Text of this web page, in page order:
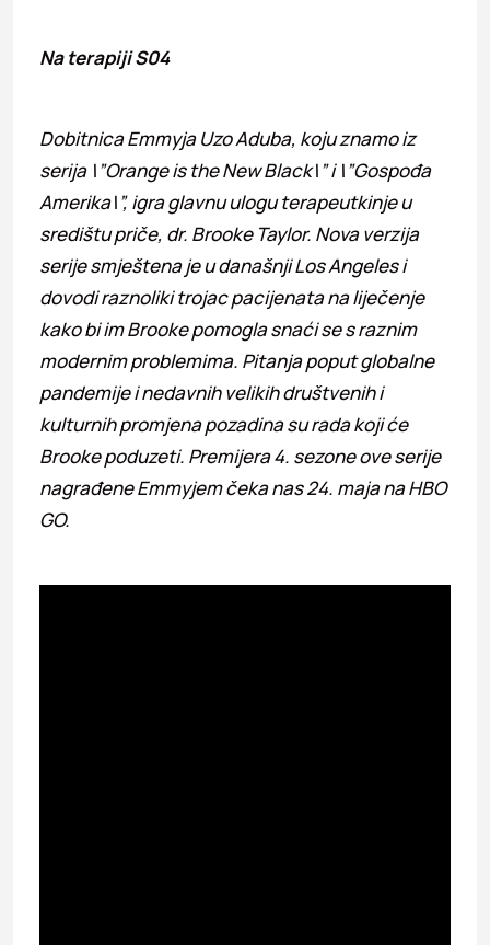
Na terapiji S04
Dobitnica Emmyja Uzo Aduba, koju znamo iz
serija \”Orange is the New Black\” i \”Gospođa
Amerika\”, igra glavnu ulogu terapeutkinje u
središtu priče, dr. Brooke Taylor. Nova verzija
serije smještena je u današnji Los Angeles i
dovodi raznoliki trojac pacijenata na liječenje
kako bi im Brooke pomogla snaći se s raznim
modernim problemima. Pitanja poput globalne
pandemije i nedavnih velikih društvenih i
kulturnih promjena pozadina su rada koji će
Brooke poduzeti. Premijera 4. sezone ove serije
nagrađene Emmyjem čeka nas 24. maja na HBO
GO.